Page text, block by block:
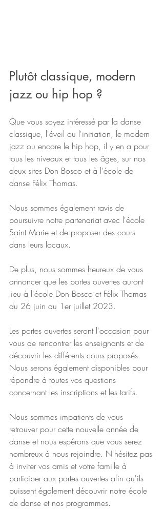
Plutôt classique, modern
jazz ou hip hop ?
Que vous soyez intéressé par la danse
classique, l'éveil ou l'initiation, le modern
jazz ou encore le hip hop, il y en a pour
tous les niveaux et tous les âges, sur nos
deux sites Don Bosco et à l'école de
danse Félix Thomas.
Nous sommes également ravis de
poursuivre notre partenariat avec l'école
Saint Marie et de proposer des cours
dans leurs locaux.
De plus, nous sommes heureux de vous
annoncer que les portes ouvertes auront
lieu à l'école Don Bosco et Félix Thomas
du 26 juin au 1er juillet 2023.
Les portes ouvertes seront l'occasion pour
vous de rencontrer les enseignants et de
découvrir les différents cours proposés.
Nous serons également disponibles pour
répondre à toutes vos questions
concernant les inscriptions et les tarifs.
Nous sommes impatients de vous
retrouver pour cette nouvelle année de
danse et nous espérons que vous serez
nombreux à nous rejoindre. N'hésitez pas
à inviter vos amis et votre famille à
participer aux portes ouvertes afin qu'ils
puissent également découvrir notre école
de danse et nos programmes.